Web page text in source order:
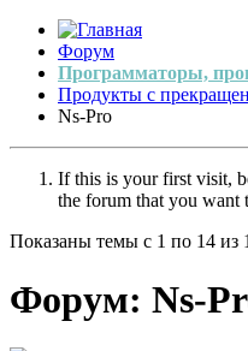
Форум
Программаторы,
Продукты с
Ns-Pro
If this is your first visit,
the forum that you want
Показаны темы с 1 по 14 из
Форум: Ns-